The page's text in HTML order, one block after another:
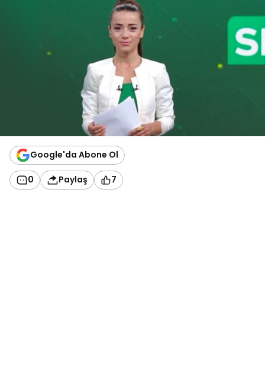
Google'da Abone Ol
0 Paylaş 7